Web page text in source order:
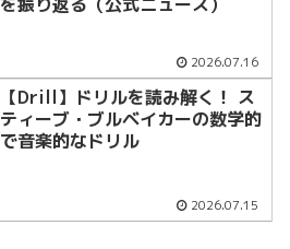
2026.07.16
【Drill】ドリルを読み解く！ ス
ティーブ・ブルベイカーの数学的
で音楽的なドリル
2026.07.15